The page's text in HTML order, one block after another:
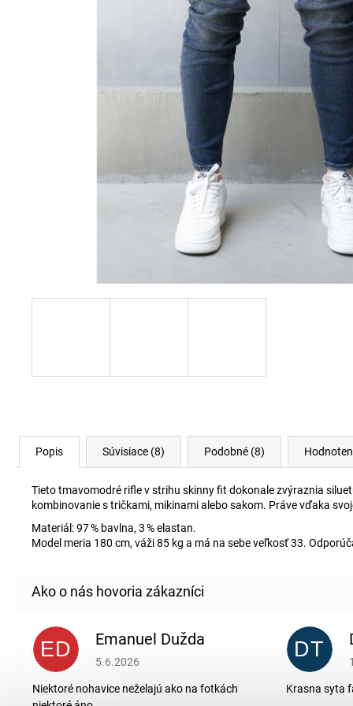
Popis Súvisiace (8) Podobné (8)
Tieto tmavomodré rifle v strihu skinny fit dokonale zvýraznia
kombinovanie s tričkami, mikinami alebo sakom. Práve vďaka
Materiál: 97 % bavlna, 3 % elastan.
Model meria 180 cm, váži 85 kg a má na sebe veľkosť 33.
ED Emanuel Dužda
Hodnotenie obchodu je 2 z 5 hviezdičiek.
5.6.2026
Niektoré nohavice neželajú ako na fotkách
DT
Krasna syta